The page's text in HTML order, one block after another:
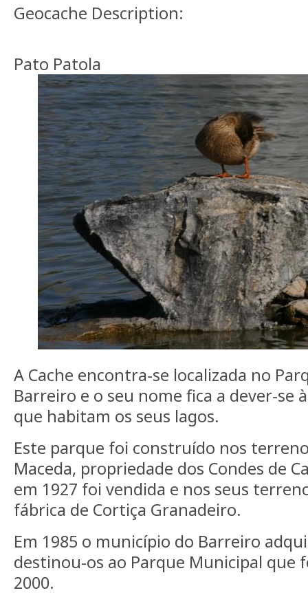
Geocache Description:
Pato Patola
A Cache encontra-se localizada no
Barreiro e o seu nome fica a dever-se
que habitam os seus lagos.
Este parque foi construído nos
Maceda, propriedade dos Condes de
em 1927 foi vendida e nos seus
fábrica de Cortiça Granadeiro.
Em 1985 o município do Barreiro
destinou-os ao Parque Municipal que
2000.